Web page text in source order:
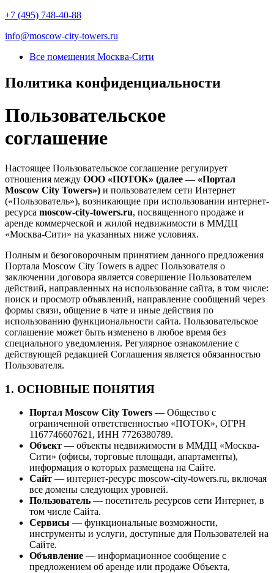
+7 (495) 748-40-88
info@moscow-city-towers.ru
Все помещения Москва-Сити
Политика конфиденциальности
Пользовательское
соглашение
Настоящее Пользовательское соглашение регулирует
отношения между ООО «ПОТОК» (далее — «Портал
Moscow City Towers») и пользователем сети Интернет
(«Пользователь»), возникающие при использовании интернет-
ресурса moscow-city-towers.ru, посвященного продаже и
аренде коммерческой и жилой недвижимости в ММДЦ
«Москва-Сити» на указанных ниже условиях.
Полным и безоговорочным принятием данного предложения
Портала Moscow City Towers в адрес Пользователя о
заключении договора является совершение Пользователем
действий, направленных на использование сайта, в том числе:
поиск и просмотр объявлений, направление сообщений через
формы связи, общение в чате и иные действия по
использованию функциональности сайта. Пользовательское
соглашение может быть изменено в любое время без
специального уведомления. Регулярное ознакомление с
действующей редакцией Соглашения является обязанностью
Пользователя.
1. ОСНОВНЫЕ ПОНЯТИЯ
Портал Moscow City Towers — Общество с
ограниченной ответственностью «ПОТОК», ОГРН
1167746607621, ИНН 7726380789.
Объект — объекты недвижимости в ММДЦ «Москва-
Сити» (офисы, торговые площади, апартаменты),
информация о которых размещена на Сайте.
Сайт — интернет-ресурс moscow-city-towers.ru, включая
все домены следующих уровней.
Пользователь — посетитель ресурсов сети Интернет, в
том числе Сайта.
Сервисы — функциональные возможности,
инструменты и услуги, доступные для Пользователей на
Сайте.
Объявление — информационное сообщение с
предложением об аренде или продаже Объекта,